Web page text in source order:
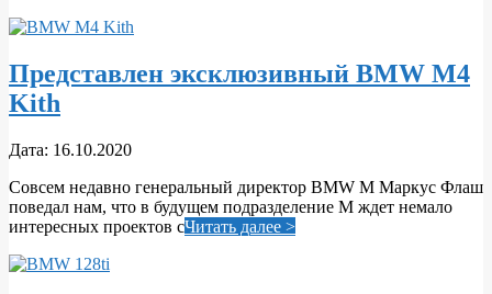
Представлен эксклюзивный BMW M4
Kith
2020-
16
Дата: 16.10.2020
Совсем недавно генеральный директор BMW M Маркус Флаш
поведал нам, что в будущем подразделение M ждет немало
интересных проектов сЧитать далее >